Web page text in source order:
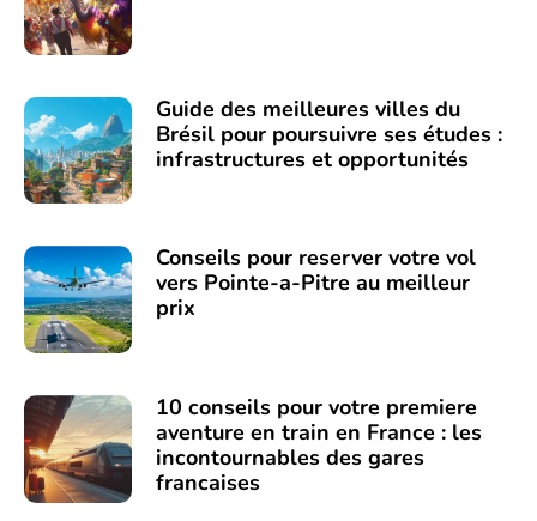
Guide des meilleures villes du
Brésil pour poursuivre ses études :
infrastructures et opportunités
Conseils pour reserver votre vol
vers Pointe-a-Pitre au meilleur
prix
10 conseils pour votre premiere
aventure en train en France : les
incontournables des gares
francaises